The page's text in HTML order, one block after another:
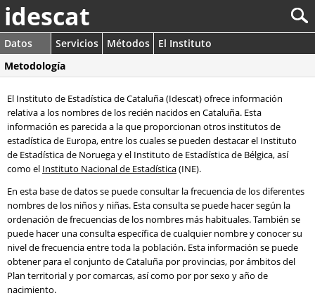
idescat
Datos Servicios Métodos
El Instituto
Metodología
El Instituto de Estadística de Cataluña (Idescat) ofrece información
relativa a los nombres de los recién nacidos en Cataluña. Esta
información es parecida a la que proporcionan otros institutos de
estadística de Europa, entre los cuales se pueden destacar el Instituto
de Estadística de Noruega y el Instituto de Estadística de Bélgica, así
como el Instituto Nacional de Estadística(INE).
En esta base de datos se puede consultar la frecuencia de los diferentes
nombres de los niños y niñas. Esta consulta se puede hacer según la
ordenación de frecuencias de los nombres más habituales. También se
puede hacer una consulta específica de cualquier nombre y conocer su
nivel de frecuencia entre toda la población. Esta información se puede
obtener para el conjunto de Cataluña por provincias, por ámbitos del
Plan territorial y por comarcas, así como por por sexo y año de
nacimiento.